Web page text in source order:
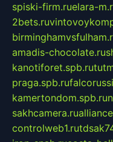
spiski-firm.ruelara-
2bets.ru
amadis-chocolate.ru
kanotiforet.spb.ru
praga.spb.ru
kamertondom.spb.ru
sakhcamera.ru
controlweb1.ru